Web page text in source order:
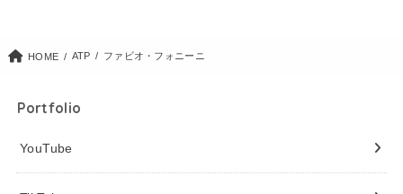
HOME ATP ファビオ・フォニーニ
Portfolio
YouTube